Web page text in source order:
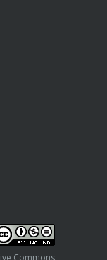
Commons